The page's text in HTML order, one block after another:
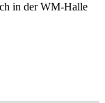
in der WM-Halle